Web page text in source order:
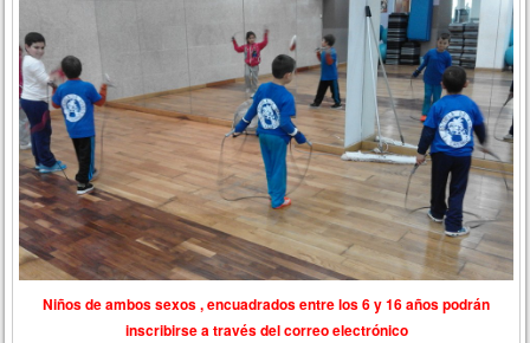
Niños de ambos sexos , encuadrados entre los 6 y 16 años podrán
inscribirse a través del correo electrónico